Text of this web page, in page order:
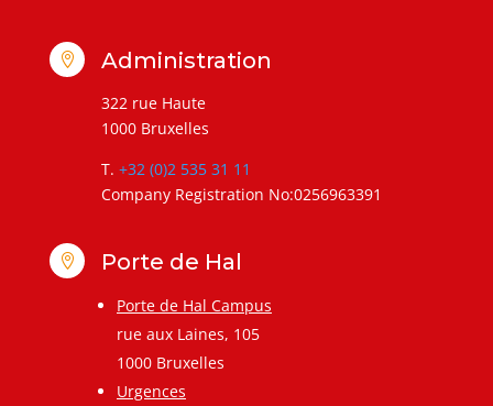
 Administration
322 rue Haute
1000 Bruxelles
T. +32 (0)2 535 31 11
Company Registration No:0256963391
 Porte de Hal
Porte de Hal Campus
rue aux Laines, 105
1000 Bruxelles
Urgences